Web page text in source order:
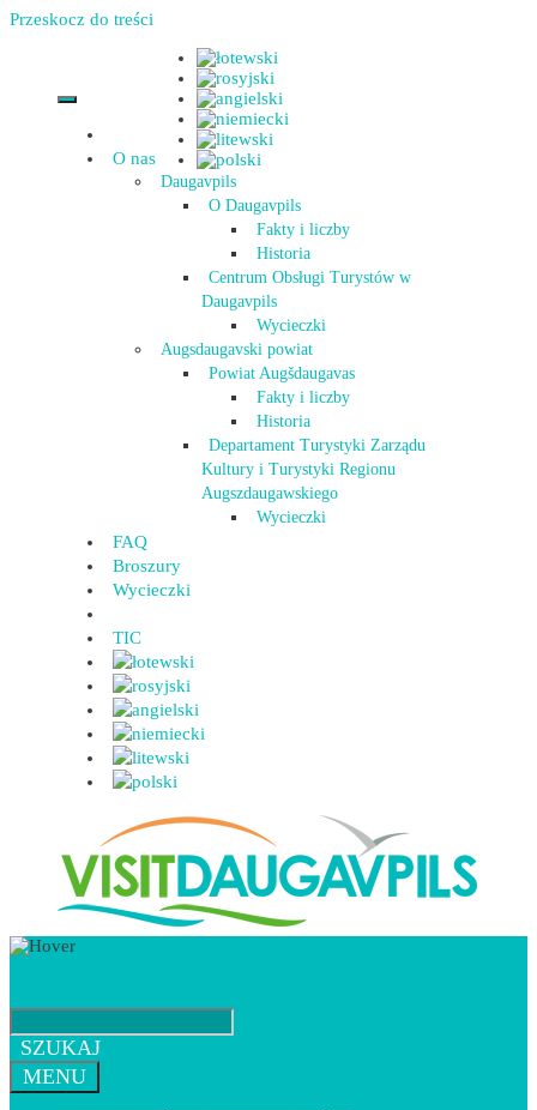
Przeskocz do treści
O nas
Daugavpils
O Daugavpils
Fakty i liczby
Historia
Centrum Obsługi Turystów w
Daugavpils
Wycieczki
Augsdaugavski powiat
Powiat Augšdaugavas
Fakty i liczby
Historia
Departament Turystyki Zarządu
Kultury i Turystyki Regionu
Augszdaugawskiego
Wycieczki
FAQ
Broszury
Wycieczki
TIC
SZUKAJ
MENU